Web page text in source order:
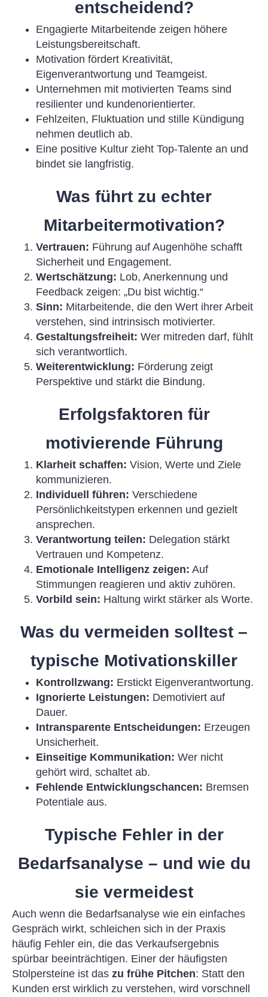
entscheidend?
Engagierte Mitarbeitende zeigen höhere
Leistungsbereitschaft.
Motivation fördert Kreativität,
Eigenverantwortung und Teamgeist.
Unternehmen mit motivierten Teams sind
resilienter und kundenorientierter.
Fehlzeiten, Fluktuation und stille Kündigung
nehmen deutlich ab.
Eine positive Kultur zieht Top-Talente an und
bindet sie langfristig.
Was führt zu echter
Mitarbeitermotivation?
Vertrauen: Führung auf Augenhöhe schafft
Sicherheit und Engagement.
Wertschätzung: Lob, Anerkennung und
Feedback zeigen: „Du bist wichtig.“
Sinn: Mitarbeitende, die den Wert ihrer Arbeit
verstehen, sind intrinsisch motivierter.
Gestaltungsfreiheit: Wer mitreden darf, fühlt
sich verantwortlich.
Weiterentwicklung: Förderung zeigt
Perspektive und stärkt die Bindung.
Erfolgsfaktoren für
motivierende Führung
Klarheit schaffen: Vision, Werte und Ziele
kommunizieren.
Individuell führen: Verschiedene
Persönlichkeitstypen erkennen und gezielt
ansprechen.
Verantwortung teilen: Delegation stärkt
Vertrauen und Kompetenz.
Emotionale Intelligenz zeigen: Auf
Stimmungen reagieren und aktiv zuhören.
Vorbild sein: Haltung wirkt stärker als Worte.
Was du vermeiden solltest –
typische Motivationskiller
Kontrollzwang: Erstickt Eigenverantwortung.
Ignorierte Leistungen: Demotiviert auf
Dauer.
Intransparente Entscheidungen: Erzeugen
Unsicherheit.
Einseitige Kommunikation: Wer nicht
gehört wird, schaltet ab.
Fehlende Entwicklungschancen: Bremsen
Potentiale aus.
Typische Fehler in der
Bedarfsanalyse – und wie du
sie vermeidest
Auch wenn die Bedarfsanalyse wie ein einfaches
Gespräch wirkt, schleichen sich in der Praxis
häufig Fehler ein, die das Verkaufsergebnis
spürbar beeinträchtigen. Einer der häufigsten
Stolpersteine ist das zu frühe Pitchen: Statt den
Kunden erst wirklich zu verstehen, wird vorschnell